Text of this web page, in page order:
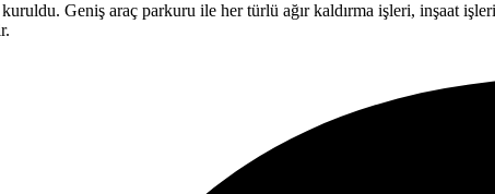
Geniş araç parkuru ile her türlü ağır kaldırma işleri, inşaat